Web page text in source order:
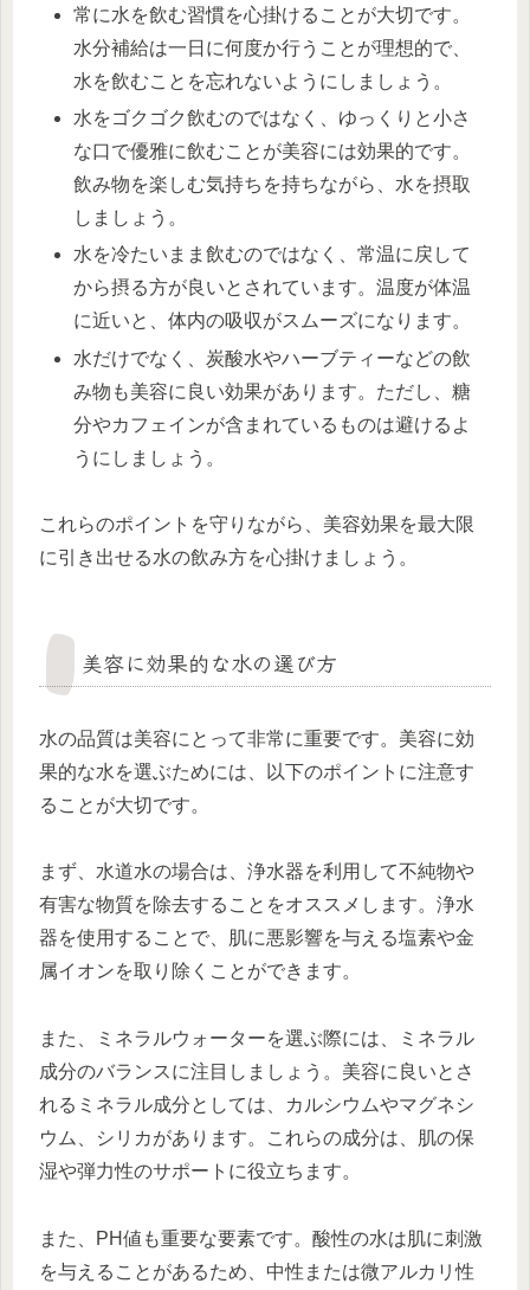
常に水を飲む習慣を心掛けることが大切です。
水分補給は一日に何度か行うことが理想的で、
水を飲むことを忘れないようにしましょう。
水をゴクゴク飲むのではなく、ゆっくりと小さ
な口で優雅に飲むことが美容には効果的です。
飲み物を楽しむ気持ちを持ちながら、水を摂取
しましょう。
水を冷たいまま飲むのではなく、常温に戻して
から摂る方が良いとされています。温度が体温
に近いと、体内の吸収がスムーズになります。
水だけでなく、炭酸水やハーブティーなどの飲
み物も美容に良い効果があります。ただし、糖
分やカフェインが含まれているものは避けるよ
うにしましょう。
これらのポイントを守りながら、美容効果を最大限
に引き出せる水の飲み方を心掛けましょう。
美容に効果的な水の選び方
水の品質は美容にとって非常に重要です。美容に効
果的な水を選ぶためには、以下のポイントに注意す
ることが大切です。
まず、水道水の場合は、浄水器を利用して不純物や
有害な物質を除去することをオススメします。浄水
器を使用することで、肌に悪影響を与える塩素や金
属イオンを取り除くことができます。
また、ミネラルウォーターを選ぶ際には、ミネラル
成分のバランスに注目しましょう。美容に良いとさ
れるミネラル成分としては、カルシウムやマグネシ
ウム、シリカがあります。これらの成分は、肌の保
湿や弾力性のサポートに役立ちます。
また、PH値も重要な要素です。酸性の水は肌に刺激
を与えることがあるため、中性または微アルカリ性